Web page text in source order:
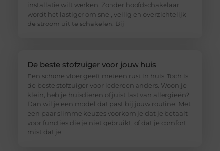
installatie wilt werken. Zonder hoofdschakelaar
wordt het lastiger om snel, veilig en overzichtelijk
de stroom uit te schakelen. Bij
De beste stofzuiger voor jouw huis
Een schone vloer geeft meteen rust in huis. Toch is
de beste stofzuiger voor iedereen anders. Woon je
klein, heb je huisdieren of juist last van allergieën?
Dan wil je een model dat past bij jouw routine. Met
een paar slimme keuzes voorkom je dat je betaalt
voor functies die je niet gebruikt, of dat je comfort
mist dat je